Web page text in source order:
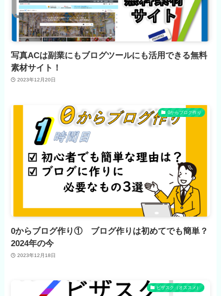
写真ACは副業にもブログツールにも活用できる無料
素材サイト！
2023年12月20日
0からブログ作り
0からブログ作り① ブログ作りは初めてでも簡単？
2024年の今
2023年12月18日
ビザスク（オススメ）